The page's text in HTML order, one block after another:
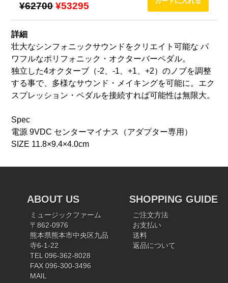
¥62700 ¥53295
詳細
壮大なシンフォニックサウンドをクリエイト可能な パ
ワフルなポリフォニック・オクターバーペダル。
独立した4オクターブ（-2、-1、+1、+2）のノブを調整
する事で、多様なサウンド・メイキングを可能に。エク
スプレッション・ペダルを接続すれば可能性は無限大。
Spec
電源 9VDC センターマイナス（アダプター専用）
SIZE 11.8×9.4×4.0cm
ABOUT US
ミュージックファーム
〒862-0976
熊本県熊本市中央区九品
寺6-1-22
TEL 096-362-8028
FAX 096-300-3496
MAIL
SHOPPING GUIDE
ご注文方法
お支払い
送料
返品について